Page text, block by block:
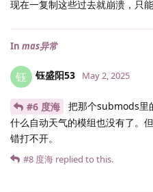
现在一复制这些过去就崩溃，只能
In mas异常
钰 钰盛阳53 May 2, 2025
#6 度海
把那个submods里
什么自动天气的模组也没有了。
错打不开。
#8 度海 replied to this.